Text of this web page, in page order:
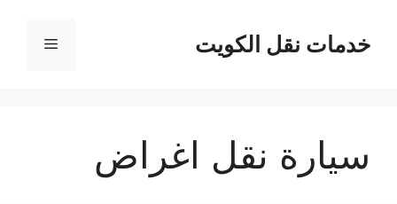
المحتوىخدمات نقل الكويت القائمة
سيارة نقل اغراض